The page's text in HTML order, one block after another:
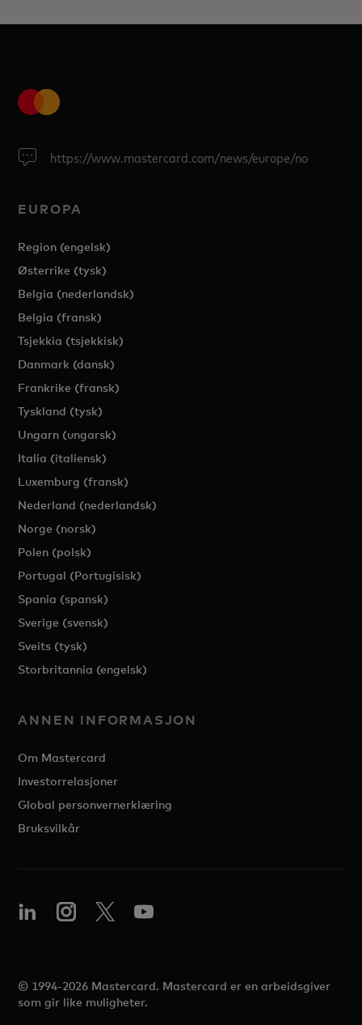
https://www.mastercard.com/news/europe/no
EUROPA
Region (engelsk)
Østerrike (tysk)
Belgia (nederlandsk)
Belgia (fransk)
Tsjekkia (tsjekkisk)
Danmark (dansk)
Frankrike (fransk)
Tyskland (tysk)
Ungarn (ungarsk)
Italia (italiensk)
Luxemburg (fransk)
Nederland (nederlandsk)
Norge (norsk)
Polen (polsk)
Portugal (Portugisisk)
Spania (spansk)
Sverige (svensk)
Sveits (tysk)
Storbritannia (engelsk)
ANNEN INFORMASJON
Om Mastercard
Investorrelasjoner
Global personvernerklæring
Bruksvilkår
© 1994-2026 Mastercard. Mastercard er en arbeidsgiver
som gir like muligheter.